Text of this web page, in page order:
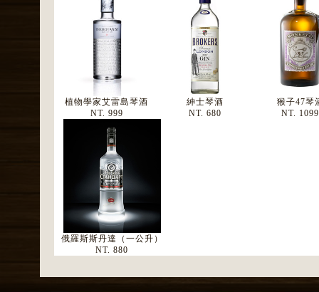
植物學家艾雷島琴酒
NT. 999
紳士琴酒
NT. 680
猴子47琴
NT. 1099
俄羅斯斯丹達（一公升）
NT. 880